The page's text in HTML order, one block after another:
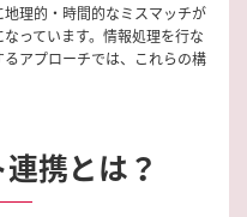
理的・時間的なミスマッチが
っています。情報処理を行な
アプローチでは、これらの構
携とは？